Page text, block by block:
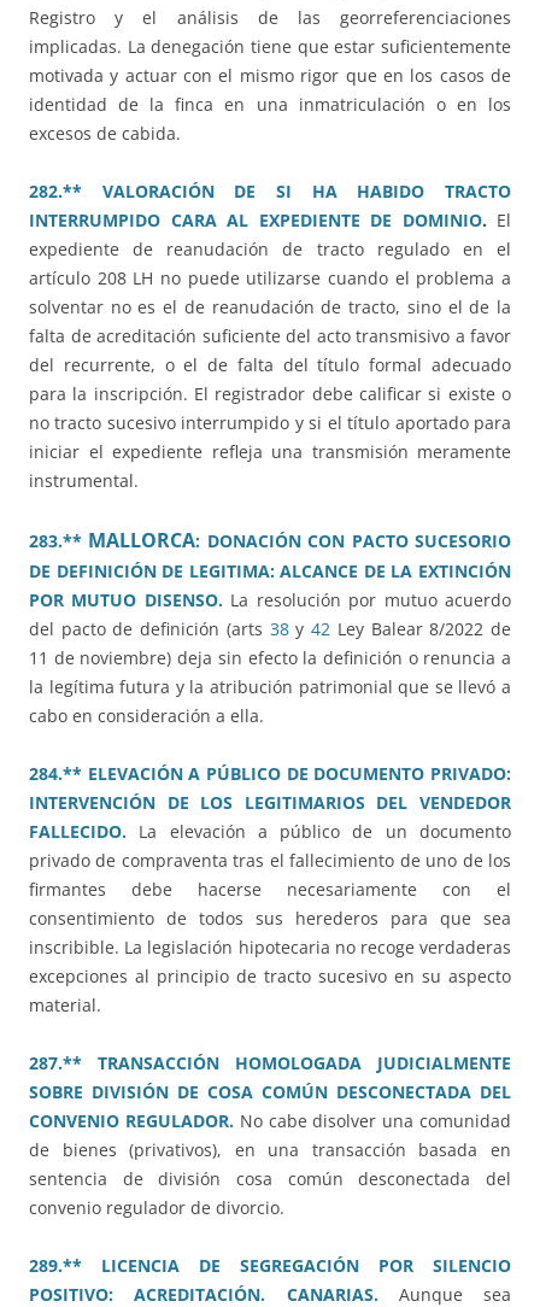
Registro y el análisis de las georreferenciaciones
implicadas. La denegación tiene que estar suficientemente
motivada y actuar con el mismo rigor que en los casos de
identidad de la finca en una inmatriculación o en los
excesos de cabida.
282.** VALORACIÓN DE SI HA HABIDO TRACTO
INTERRUMPIDO CARA AL EXPEDIENTE DE DOMINIO. El
expediente de reanudación de tracto regulado en el
artículo 208 LH no puede utilizarse cuando el problema a
solventar no es el de reanudación de tracto, sino el de la
falta de acreditación suficiente del acto transmisivo a favor
del recurrente, o el de falta del título formal adecuado
para la inscripción. El registrador debe calificar si existe o
no tracto sucesivo interrumpido y si el título aportado para
iniciar el expediente refleja una transmisión meramente
instrumental.
283.** MALLORCA: DONACIÓN CON PACTO SUCESORIO
DE DEFINICIÓN DE LEGITIMA: ALCANCE DE LA EXTINCIÓN
POR MUTUO DISENSO.La resolución por mutuo acuerdo
del pacto de definición (arts 38y42 Ley Balear 8/2022 de
11 de noviembre) deja sin efecto la definición o renuncia a
la legítima futura y la atribución patrimonial que se llevó a
cabo en consideración a ella.
284.** ELEVACIÓN A PÚBLICO DE DOCUMENTO PRIVADO:
INTERVENCIÓN DE LOS LEGITIMARIOS DEL VENDEDOR
FALLECIDO. La elevación a público de un documento
privado de compraventa tras el fallecimiento de uno de los
firmantes debe hacerse necesariamente con el
consentimiento de todos sus herederos para que sea
inscribible. La legislación hipotecaria no recoge verdaderas
excepciones al principio de tracto sucesivo en su aspecto
material.
287.** TRANSACCIÓN HOMOLOGADA JUDICIALMENTE
SOBRE DIVISIÓN DE COSA COMÚN DESCONECTADA DEL
CONVENIO REGULADOR.No cabe disolver una comunidad
de bienes (privativos), en una transacción basada en
sentencia de división cosa común desconectada del
convenio regulador de divorcio.
289.** LICENCIA DE SEGREGACIÓN POR SILENCIO
POSITIVO: ACREDITACIÓN. CANARIAS.Aunque sea